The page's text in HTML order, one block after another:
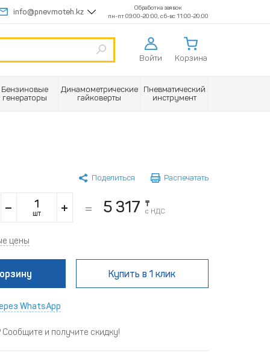
info@pnevmoteh.kz
Обработка заявок
пн-пт 09:00-20:00, сб-вс 11:00-20:00
Войти Корзина
Бензиновые
генераторы
Динамометрические
гайковерты
Пневматический
инструмент
Поделиться Распечатать
шт 5 317
₸
с НДС
цены
Купить в 1 клик
WhatsApp
и получите скидку!